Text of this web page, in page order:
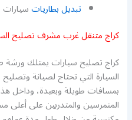
تبديل بطاريات
كراج متنقل غرب مشرف تصليح
كراج تصليح سيارات يمتلك ورشة
السيارة التي تحتاج لصيانة
بمسافات طويلة وبعيدة، وداخل
المتمرسين والمتدربين على